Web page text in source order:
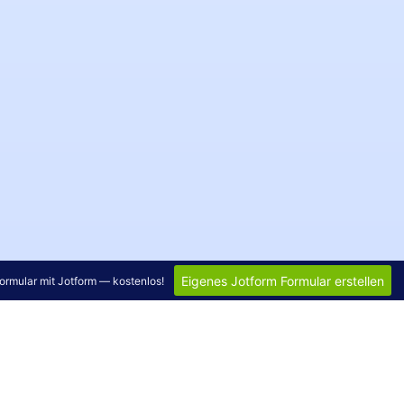
mit Jotform — kostenlos! Eigenes Jotform Formular erstellen